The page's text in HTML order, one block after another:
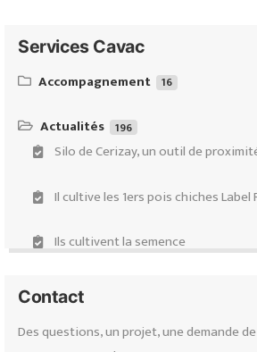
Services Cavac
Accompagnement 16
ruminants
(Projectis)
Certification Haute Valeur
Actualités 196
Silo de Cerizay, un outil de
Il cultive les 1ers pois chiches Label
Ils cultivent la semence
Ils ont fait le choix des volières
Répondre à la demande
Contact
Des questions, un projet, une demande